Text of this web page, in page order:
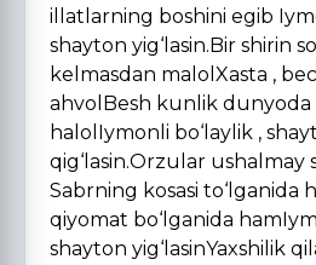
illatlarning boshini egib
shayton yig‘lasin.Bir shirin
kelmasdan malolXasta ,
ahvolBesh kunlik dunyoda
halolIymonli bo‘laylik ,
qig‘lasin.Orzular ushalmay
Sabrning kosasi to‘lganida
qiyomat bo‘lganida
shayton yig‘lasinYaxshilik